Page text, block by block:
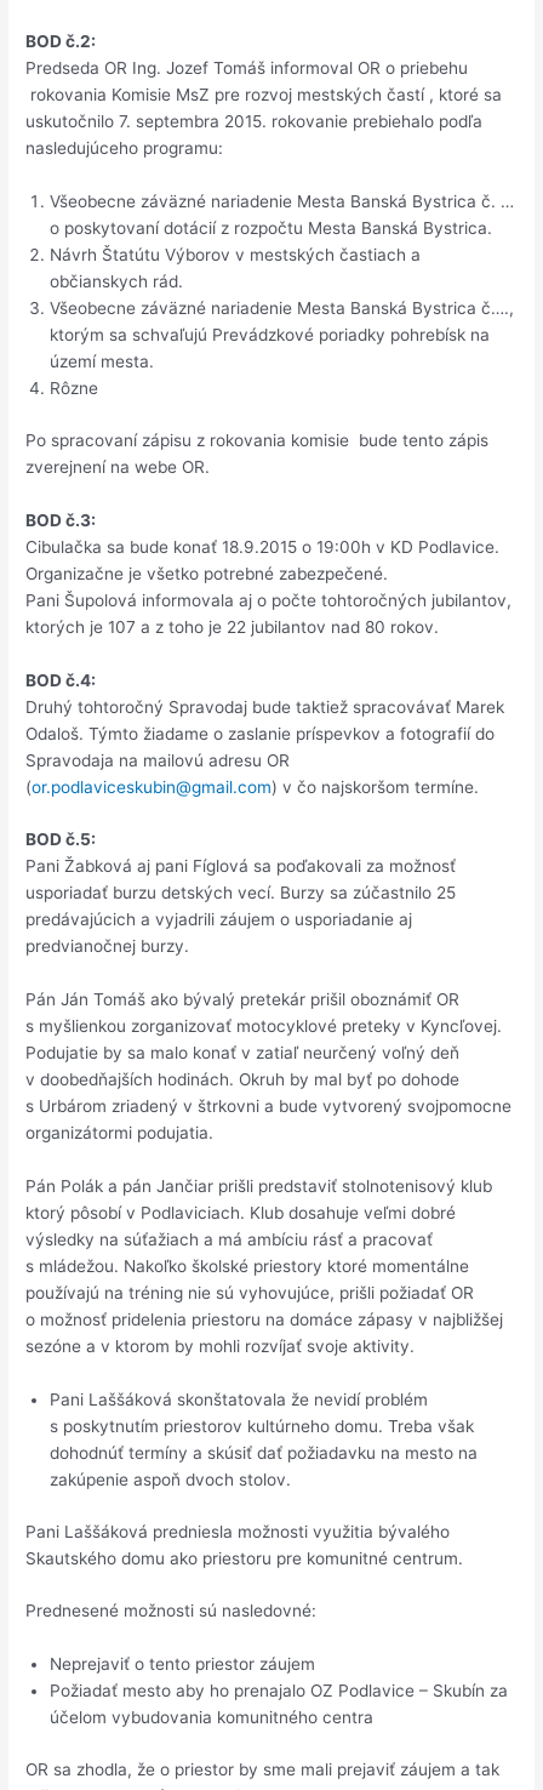
BOD č.2:
Predseda OR Ing. Jozef Tomáš informoval OR o priebehu
rokovania Komisie MsZ pre rozvoj mestských častí , ktoré sa
uskutočnilo 7. septembra 2015. rokovanie prebiehalo podľa
nasledujúceho programu:
Všeobecne záväzné nariadenie Mesta Banská Bystrica č. …
o poskytovaní dotácií z rozpočtu Mesta Banská Bystrica.
Návrh Štatútu Výborov v mestských častiach a
občianskych rád.
Všeobecne záväzné nariadenie Mesta Banská Bystrica č….,
ktorým sa schvaľujú Prevádzkové poriadky pohrebísk na
území mesta.
Rôzne
Po spracovaní zápisu z rokovania komisie bude tento zápis
zverejnení na webe OR.
BOD č.3:
Cibulačka sa bude konať 18.9.2015 o 19:00h v KD Podlavice.
Organizačne je všetko potrebné zabezpečené.
Pani Šupolová informovala aj o počte tohtoročných jubilantov,
ktorých je 107 a z toho je 22 jubilantov nad 80 rokov.
BOD č.4:
Druhý tohtoročný Spravodaj bude taktiež spracovávať Marek
Odaloš. Týmto žiadame o zaslanie príspevkov a fotografií do
Spravodaja na mailovú adresu OR
(or.podlaviceskubin@gmail.com) v čo najskoršom termíne.
BOD č.5:
Pani Žabková aj pani Fíglová sa poďakovali za možnosť
usporiadať burzu detských vecí. Burzy sa zúčastnilo 25
predávajúcich a vyjadrili záujem o usporiadanie aj
predvianočnej burzy.
Pán Ján Tomáš ako bývalý pretekár prišil oboznámiť OR
s myšlienkou zorganizovať motocyklové preteky v Kyncľovej.
Podujatie by sa malo konať v zatiaľ neurčený voľný deň
v doobedňajších hodinách. Okruh by mal byť po dohode
s Urbárom zriadený v štrkovni a bude vytvorený svojpomocne
organizátormi podujatia.
Pán Polák a pán Jančiar prišli predstaviť stolnotenisový klub
ktorý pôsobí v Podlaviciach. Klub dosahuje veľmi dobré
výsledky na súťažiach a má ambíciu rásť a pracovať
s mládežou. Nakoľko školské priestory ktoré momentálne
používajú na tréning nie sú vyhovujúce, prišli požiadať OR
o možnosť pridelenia priestoru na domáce zápasy v najbližšej
sezóne a v ktorom by mohli rozvíjať svoje aktivity.
Pani Laššáková skonštatovala že nevidí problém
s poskytnutím priestorov kultúrneho domu. Treba však
dohodnúť termíny a skúsiť dať požiadavku na mesto na
zakúpenie aspoň dvoch stolov.
Pani Laššáková predniesla možnosti využitia bývalého
Skautského domu ako priestoru pre komunitné centrum.
Prednesené možnosti sú nasledovné:
Neprejaviť o tento priestor záujem
Požiadať mesto aby ho prenajalo OZ Podlavice – Skubín za
účelom vybudovania komunitného centra
OR sa zhodla, že o priestor by sme mali prejaviť záujem a tak